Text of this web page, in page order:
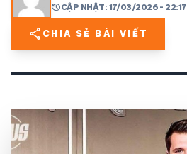
share mail
historyCẬP NHẬT: 17/03/2026 - 22:17
share CHIA SẺ BÀI VIẾT